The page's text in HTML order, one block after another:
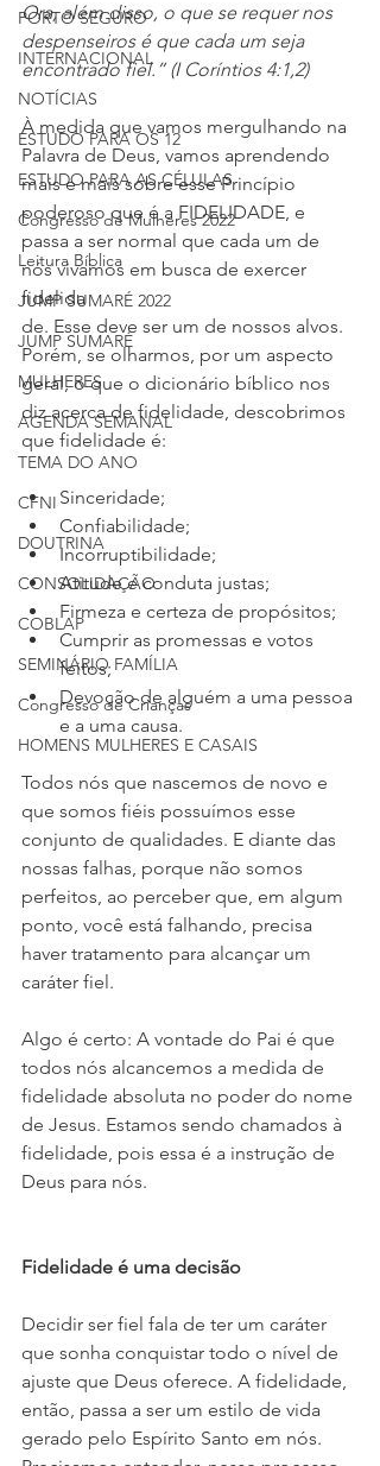
PORTO SEGURO
INTERNACIONAL
NOTÍCIAS
ESTUDO PARA OS 12
ESTUDO PARA AS CÉLULAS
Congresso de Mulheres 2022
Leitura Bíblica
JUMP SUMARÉ 2022
JUMP SUMARÉ
MULHERES
AGENDA SEMANAL
TEMA DO ANO
CFNI
DOUTRINA
CONSOLIDAÇÃO
COBLAP
SEMINÁRIO FAMÍLIA
Congresso de Crianças
HOMENS MULHERES E CASAIS
Ora, além disso, o que se requer nos
despenseiros é que cada um seja
encontrado fiel.” (I Coríntios 4:1,2)
À medida que vamos mergulhando na
Palavra de Deus, vamos aprendendo
mais e mais sobre esse Princípio
poderoso que é a FIDELIDADE, e
passa a ser normal que cada um de
nós vivamos em busca de exercer
fidelida
de. Esse deve ser um de nossos alvos.
Porém, se olharmos, por um aspecto
geral, o que o dicionário bíblico nos
diz acerca de fidelidade, descobrimos
que fidelidade é:
Sinceridade;
Confiabilidade;
Incorruptibilidade;
Atitude e conduta justas;
Firmeza e certeza de propósitos;
Cumprir as promessas e votos
feitos;
Devoção de alguém a uma pessoa
e a uma causa.
Todos nós que nascemos de novo e
que somos fiéis possuímos esse
conjunto de qualidades. E diante das
nossas falhas, porque não somos
perfeitos, ao perceber que, em algum
ponto, você está falhando, precisa
haver tratamento para alcançar um
caráter fiel.
Algo é certo: A vontade do Pai é que
todos nós alcancemos a medida de
fidelidade absoluta no poder do nome
de Jesus. Estamos sendo chamados à
fidelidade, pois essa é a instrução de
Deus para nós.
Fidelidade é uma decisão
Decidir ser fiel fala de ter um caráter
que sonha conquistar todo o nível de
ajuste que Deus oferece. A fidelidade,
então, passa a ser um estilo de vida
gerado pelo Espírito Santo em nós.